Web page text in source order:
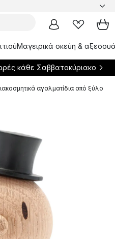
Μαγειρικά σκεύη &
κάθε Σαββατοκύριακο
αγαλματίδια από ξύλο